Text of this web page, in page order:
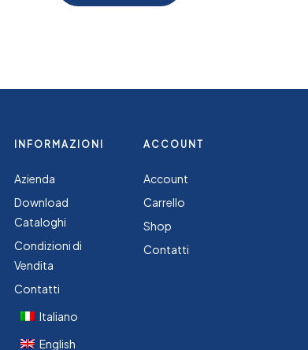
INFORMAZIONI
Azienda
Download
Cataloghi
Condizioni di
Vendita
Contatti
Italiano
English
ACCOUNT
Account
Carrello
Shop
Contatti